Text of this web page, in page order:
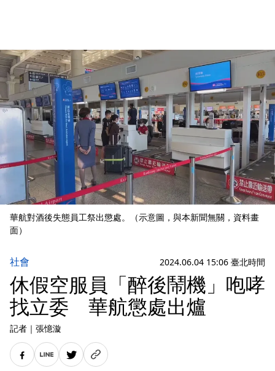
華航對酒後失態員工祭出懲處。（示意圖，與本新聞無關，資料畫
面）
社會 2024.06.04 15:06 臺北時間
休假空服員「醉後鬧機」咆哮
找立委 華航懲處出爐
記者 ｜ 張憶漩